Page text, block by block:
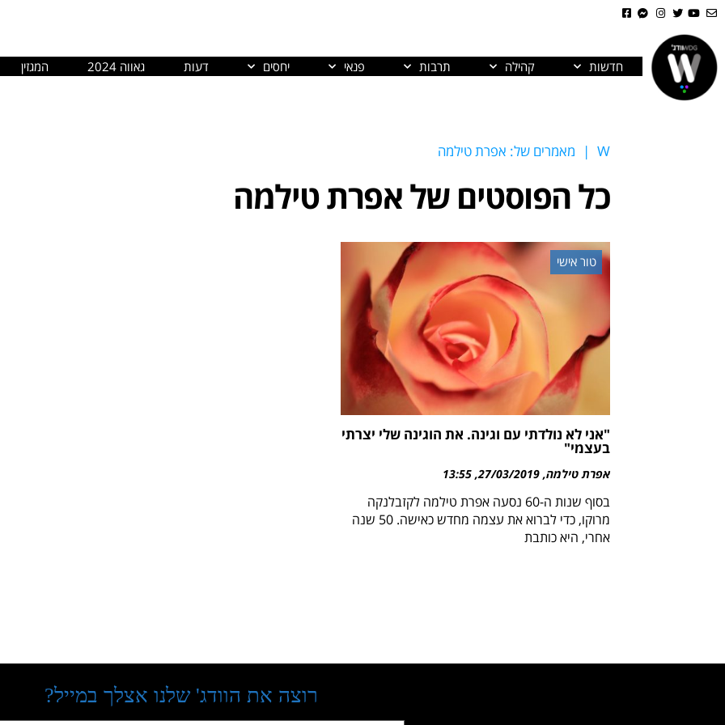
חדשות קהילה תרבות פנאי יחסים דעות גאווה 2024 המגזין
W
| מאמרים של: אפרת טילמה
כל הפוסטים שלאפרת טילמה
טור אישי
"אני לא נולדתי עם וגינה. את הוגינה שלי יצרתי
בעצמי"
אפרת טילמה 27/03/2019
13:55
בסוף שנות ה-60 נסעה אפרת טילמה לקזבלנקה
מרוקו, כדי לברוא את עצמה מחדש כאישה. 50 שנה
אחרי, היא כותבת